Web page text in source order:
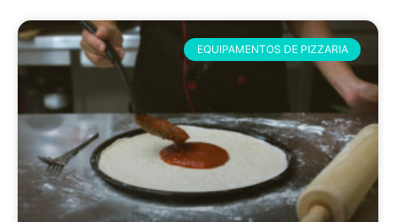
EQUIPAMENTOS DE PIZZARIA